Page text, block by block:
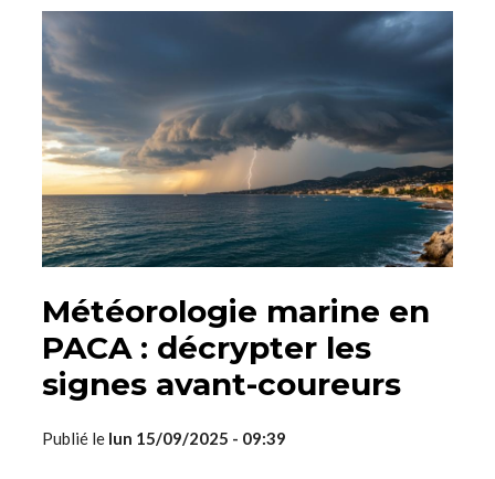
Météorologie marine en
PACA : décrypter les
signes avant-coureurs
Publié le lun 15/09/2025 - 09:39